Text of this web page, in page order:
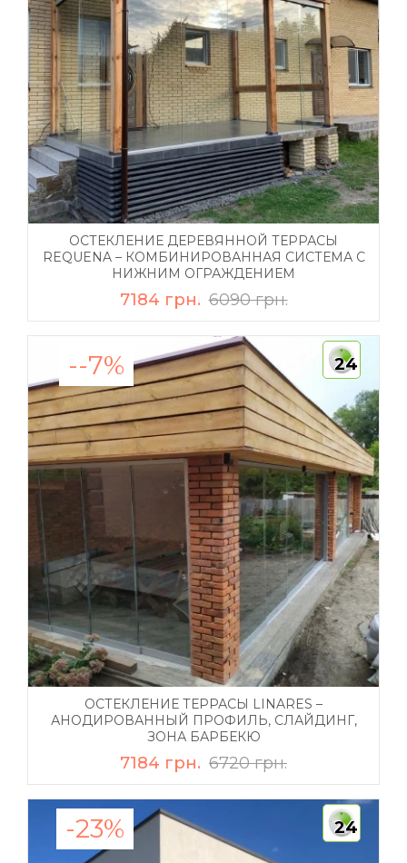
ОСТЕКЛЕНИЕ ДЕРЕВЯННОЙ ТЕРРАСЫ
REQUENA – КОМБИНИРОВАННАЯ СИСТЕМА С
НИЖНИМ ОГРАЖДЕНИЕМ
7184 грн. 6090 грн.
--7% 24
ОСТЕКЛЕНИЕ ТЕРРАСЫ LINARES –
АНОДИРОВАННЫЙ ПРОФИЛЬ, СЛАЙДИНГ,
ЗОНА БАРБЕКЮ
7184 грн. 6720 грн.
-23% 24